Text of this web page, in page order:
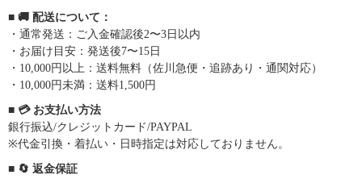
■ 🚚 配送について：
・通常発送：ご入金確認後2〜3日以内
・お届け目安：発送後7〜15日
・10,000円以上：送料無料（佐川急便・追跡あり・通関対応）
・10,000円未満：送料1,500円
■ 💳 お支払い方法
銀行振込/クレジットカード/PAYPAL
※代金引換・着払い・日時指定は対応しておりません。
■ 🔄 返金保証